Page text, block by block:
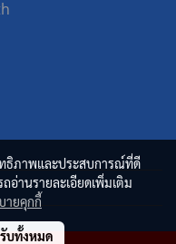
ทธิภาพและประสบการณ์ที่ดี
อ่านรายละเอียดเพิ่มเติม
ายคุกกี้
บทั้งหมด